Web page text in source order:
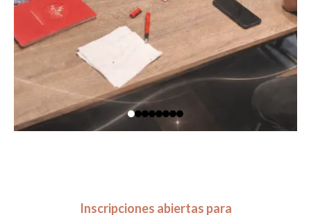
Inscripciones abiertas para